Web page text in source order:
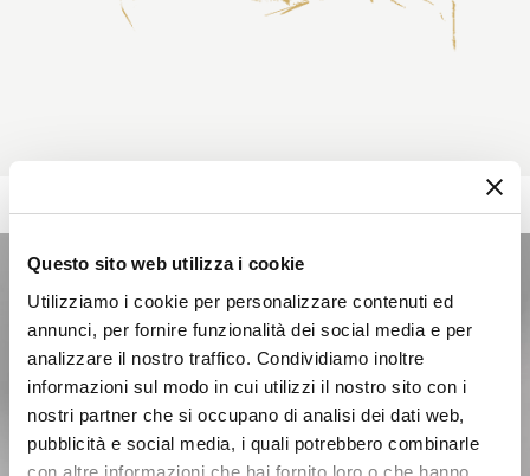
Questo sito web utilizza i cookie
Utilizziamo i cookie per personalizzare contenuti ed
annunci, per fornire funzionalità dei social media e per
analizzare il nostro traffico. Condividiamo inoltre
informazioni sul modo in cui utilizzi il nostro sito con i
nostri partner che si occupano di analisi dei dati web,
pubblicità e social media, i quali potrebbero combinarle
con altre informazioni che hai fornito loro o che hanno